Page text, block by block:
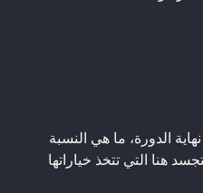
الدورة، ما هي النسبة
هنا التي تتخذ خياراتها